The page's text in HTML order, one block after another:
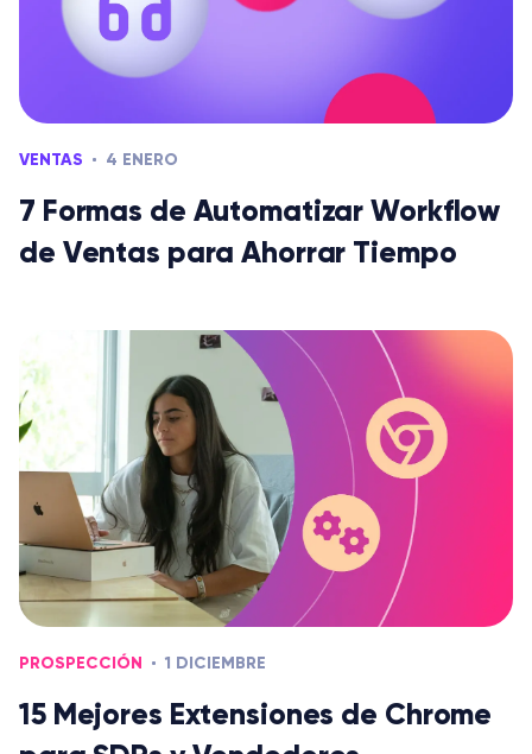
VENTAS 4 ENERO
7 Formas de Automatizar Workflow
de Ventas para Ahorrar Tiempo
PROSPECCIÓN 1 DICIEMBRE
15 Mejores Extensiones de Chrome